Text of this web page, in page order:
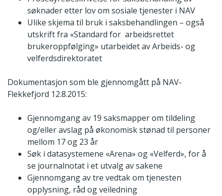
søknader etter lov om sosiale tjenester i NAV
Ulike skjema til bruk i saksbehandlingen – også
utskrift fra «Standard for arbeidsrettet
brukeroppfølging» utarbeidet av Arbeids- og
velferdsdirektoratet
Dokumentasjon som ble gjennomgått på NAV-
Flekkefjord 12.8.2015:
Gjennomgang av 19 saksmapper om tildeling
og/eller avslag på økonomisk stønad til personer
mellom 17 og 23 år
Søk i datasystemene «Arena» og «Velferd», for å
se journalnotat i et utvalg av sakene
Gjennomgang av tre vedtak om tjenesten
opplysning, råd og veiledning